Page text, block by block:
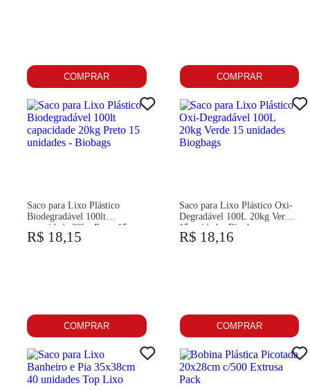
COMPRAR COMPRAR
Saco para Lixo Plástico
Biodegradável 100lt
capacidade 20kg Preto 15
unidades - Biobags
R$ 18,15
COMPRAR
Saco para Lixo Plástico Oxi-
Degradável 100L 20kg Verde
15 unidades Biogbags
R$ 18,16
COMPRAR